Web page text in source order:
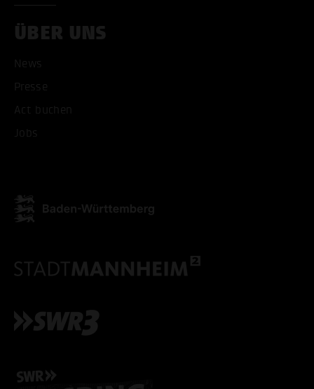
ÜBER UNS
News
Presse
Act buchen
Jobs